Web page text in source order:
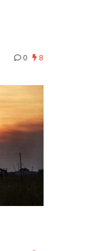
0 8